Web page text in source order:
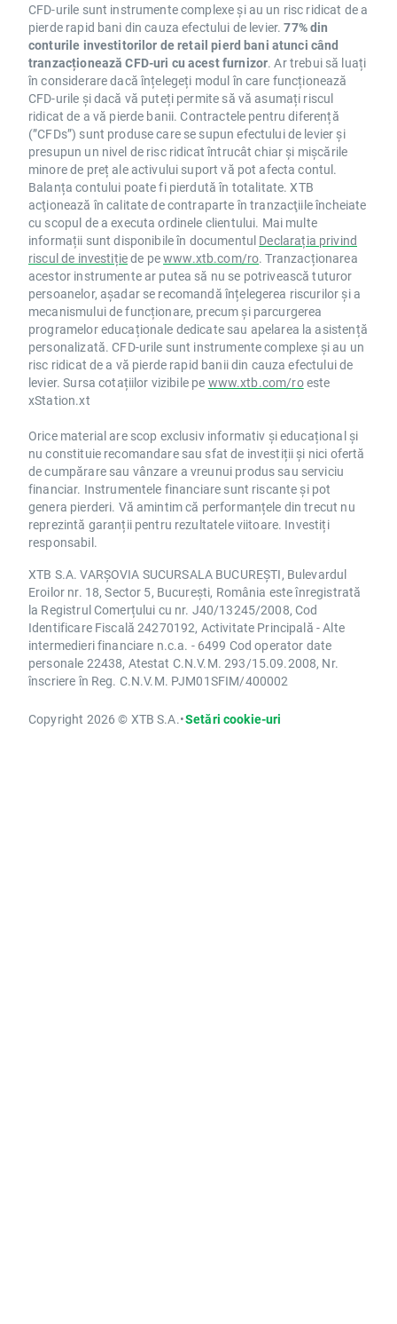
CFD-urile sunt instrumente complexe și au un risc ridicat de a
pierde rapid bani din cauza efectului de levier.77% din
conturile investitorilor de retail pierd bani atunci când
tranzacționează CFD-uri cu acest furnizor. Ar trebui să luați
în considerare dacă înțelegeți modul în care funcționează
CFD-urile și dacă vă puteți permite să vă asumați riscul
ridicat de a vă pierde banii. Contractele pentru diferență
(”CFDs”) sunt produse care se supun efectului de levier și
presupun un nivel de risc ridicat întrucât chiar și mișcările
minore de preț ale activului suport vă pot afecta contul.
Balanța contului poate fi pierdută în totalitate. XTB
acţionează în calitate de contraparte în tranzacţiile încheiate
cu scopul de a executa ordinele clientului. Mai multe
informații sunt disponibile în documentul Declarația privind
riscul de investițiede pewww.xtb.com/ro. Tranzacționarea
acestor instrumente ar putea să nu se potrivească tuturor
persoanelor, așadar se recomandă înțelegerea riscurilor și a
mecanismului de funcționare, precum și parcurgerea
programelor educaționale dedicate sau apelarea la asistență
personalizată. CFD-urile sunt instrumente complexe și au un
risc ridicat de a vă pierde rapid banii din cauza efectului de
levier. Sursa cotațiilor vizibile pe www.xtb.com/roeste
xStation.xt
Orice material are scop exclusiv informativ și educațional și
nu constituie recomandare sau sfat de investiții și nici ofertă
de cumpărare sau vânzare a vreunui produs sau serviciu
financiar. Instrumentele financiare sunt riscante și pot
genera pierderi. Vă amintim că performanțele din trecut nu
reprezintă garanții pentru rezultatele viitoare. Investiți
responsabil.
XTB S.A. VARȘOVIA SUCURSALA BUCUREȘTI, Bulevardul
Eroilor nr. 18, Sector 5, București, România este înregistrată
la Registrul Comerțului cu nr. J40/13245/2008, Cod
Identificare Fiscală 24270192, Activitate Principală - Alte
intermedieri financiare n.c.a. - 6499 Cod operator date
personale 22438, Atestat C.N.V.M. 293/15.09.2008, Nr.
înscriere în Reg. C.N.V.M. PJM01SFIM/400002
Copyright 2026 © XTB S.A.•Setări cookie-uri